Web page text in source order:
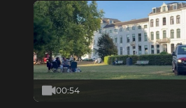
00:54